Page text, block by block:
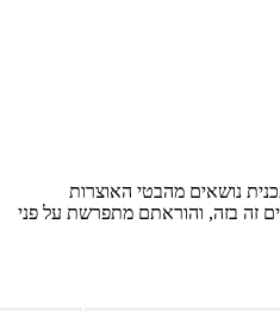
נושאים מהבטי האוצרות
זה בזה, והוראתם מתפרשת על פני